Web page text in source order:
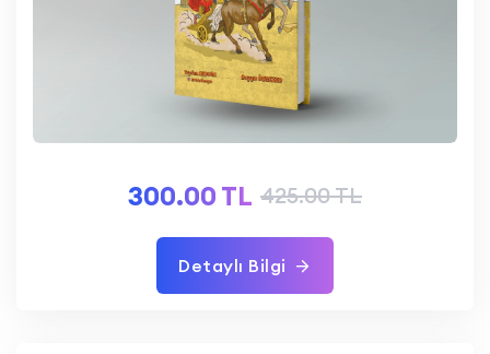
300.00 TL 425.00 TL
Detaylı Bilgi